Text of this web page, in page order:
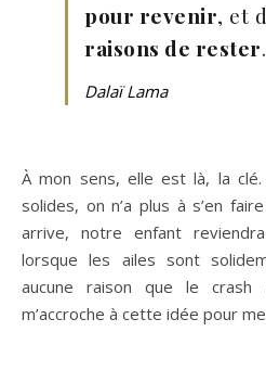
pour revenir, et
raisons de rester.
Dalaï Lama
À mon sens, elle est là, la
solides, on n’a plus à s’en
arrive, notre enfant
lorsque les ailes sont
aucune raison que le
m’accroche à cette idée pour